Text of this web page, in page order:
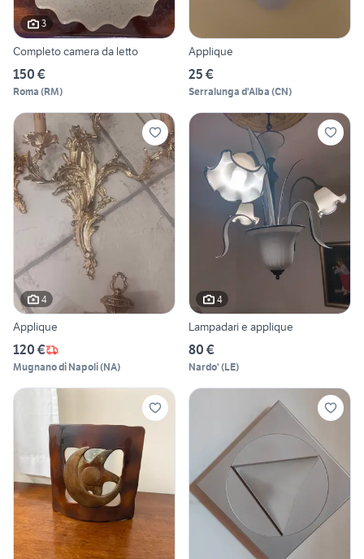
3
Completo camera da letto
150 €
Roma (RM)
Applique
25 €
Serralunga d'Alba (CN)
4
Applique
120 €
Mugnano di Napoli(NA)
4
Lampadari e applique
80 €
Nardo' (LE)